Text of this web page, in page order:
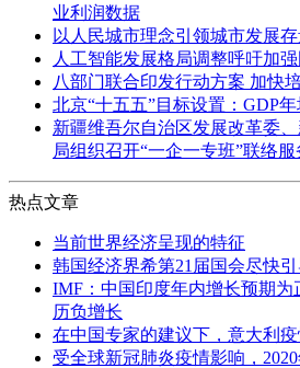
业利润数据
以人民城市理念引领城市发展
人工智能发展格局调整呼吁加
八部门联合印发行动方案 加快
北京“十五五”目标设置：GDP年
新疆维吾尔自治区发展改革委
局组织召开“一企一专班”联络
热点文章
当前世界经济呈现的特征
韩国经济界希第21届国会尽快
IMF：中国印度年内增长预期
历负增长
在中国专家的建议下，意大利
受全球新冠肺炎疫情影响，